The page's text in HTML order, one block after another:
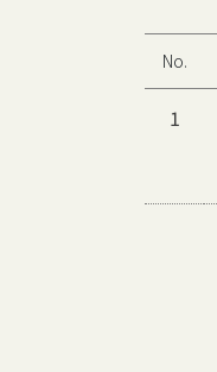
No.
1